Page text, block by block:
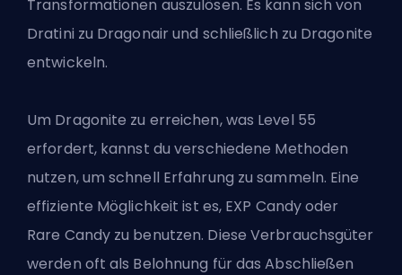
Transformationen auszulösen. Es kann sich von
Dratini zu Dragonair und schließlich zu Dragonite
entwickeln.
Um Dragonite zu erreichen, was Level 55
erfordert, kannst du verschiedene Methoden
nutzen, um schnell Erfahrung zu sammeln. Eine
effiziente Möglichkeit ist es, EXP Candy oder
Rare Candy zu benutzen. Diese Verbrauchsgüter
werden oft als Belohnung für das Abschließen